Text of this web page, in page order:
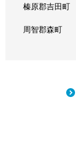
榛原郡吉田町
周智郡森町